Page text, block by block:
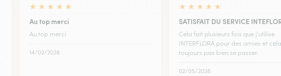
★ ★ ★ ★ ★
Au top merci
Au top merci
14/02/2026
★ ★ ★ ★ ★
SATISFAIT DU SERVICE
Cela fait plusieurs fois que j'utilise
INTERFLORA pour des amies et
toujours pas bien se passer.
02/05/2026